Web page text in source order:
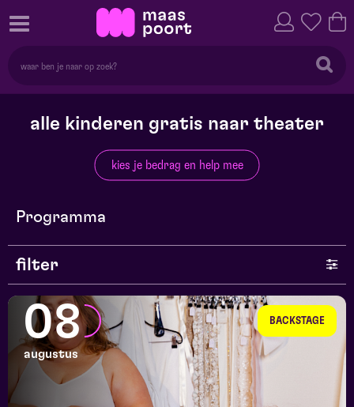
alle kinderen gratis naar theater
kies je bedrag en help mee
Programma
filter
genre
series en selecties
BACKSTAGE
08
augustus